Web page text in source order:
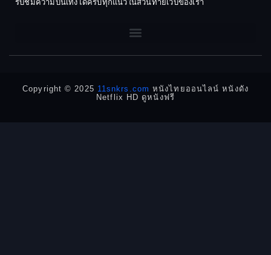
DC
Detective สืบสวน
รับชมความบันเทิงได้ครบทุกแนวในส่วนท้ายเว็บของเรา
Copyright © 2025 11snkrs.com หนังไทยออนไลน์ หนังดัง
Netflix HD ดูหนังฟรี